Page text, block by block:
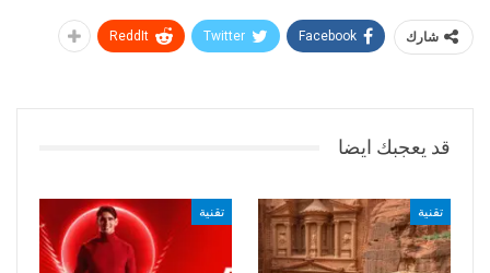
شارك Facebook
Twitter
ReddIt
قد يعجبك ايضا
تقنية تقنية